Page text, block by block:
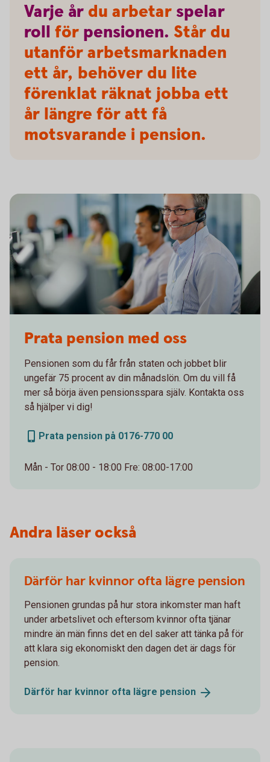
Varje år du arbetar spelar
roll för pensionen. Står du
utanför arbetsmarknaden
ett år, behöver du lite
förenklat räknat jobba ett
år längre för att få
motsvarande i pension.
Prata pension med oss
Pensionen som du får från staten och jobbet blir
ungefär 75 procent av din månadslön. Om du vill få
mer så börja även pensionsspara själv. Kontakta oss
så hjälper vi dig!
Prata pension på 0176-770 00
Mån - Tor 08:00 - 18:00 Fre: 08:00-17:00
Andra läser också
Därför har kvinnor ofta lägre pension
Pensionen grundas på hur stora inkomster man haft
under arbetslivet och eftersom kvinnor ofta tjänar
mindre än män finns det en del saker att tänka på för
att klara sig ekonomiskt den dagen det är dags för
pension.
Därför har kvinnor ofta lägre pension